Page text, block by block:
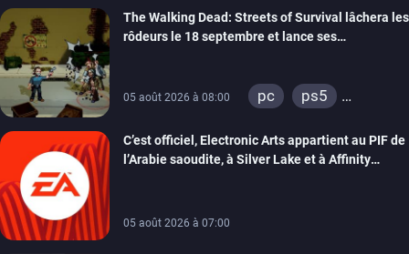
The Walking Dead: Streets of Survival lâchera les
rôdeurs le 18 septembre et lance ses
05 août 2026 à 08:00 pc
ps5
switch
switch 2
C’est officiel, Electronic Arts appartient au PIF de
l’Arabie saoudite, à Silver Lake et à Affinity
05 août 2026 à 07:00